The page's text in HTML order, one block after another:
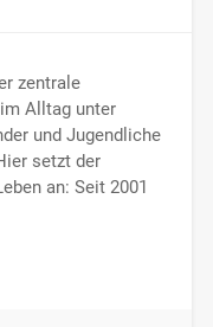
zentrale
Alltag unter
und Jugendliche
setzt der
an: Seit 2001